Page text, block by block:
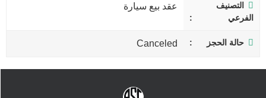
التصنيف
الفرعي
عقد بيع سيارة
حالة الحجز Canceled